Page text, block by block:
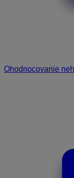
Ohodnocovanie